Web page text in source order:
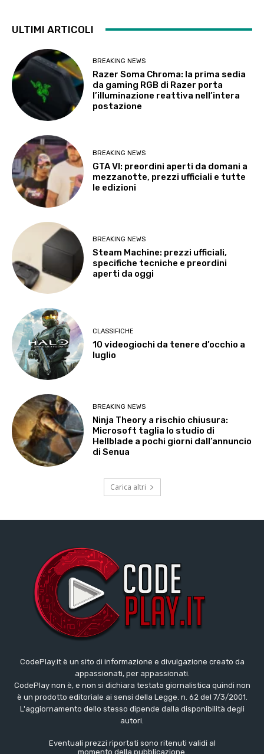
ULTIMI ARTICOLI
BREAKING NEWS
Razer Soma Chroma: la prima sedia
da gaming RGB di Razer porta
l’illuminazione reattiva nell’intera
postazione
BREAKING NEWS
GTA VI: preordini aperti da domani a
mezzanotte, prezzi ufficiali e tutte
le edizioni
BREAKING NEWS
Steam Machine: prezzi ufficiali,
specifiche tecniche e preordini
aperti da oggi
CLASSIFICHE
10 videogiochi da tenere d’occhio a
luglio
BREAKING NEWS
Ninja Theory a rischio chiusura:
Microsoft taglia lo studio di
Hellblade a pochi giorni dall’annuncio
di Senua
Carica altri
CodePlay.it è un sito di informazione e divulgazione creato da
appassionati, per appassionati.
CodePlay non è, e non si dichiara testata giornalistica quindi non
è un prodotto editoriale ai sensi della Legge. n. 62 del 7/3/2001.
L'aggiornamento dello stesso dipende dalla disponibilità degli
autori.
Eventuali prezzi riportati sono ritenuti validi al
momento della pubblicazione.